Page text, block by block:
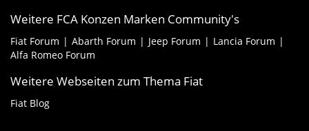
Weitere FCA Konzen Marken Community's
Fiat Forum Abarth Forum Jeep Forum
Lancia Forum
Alfa Romeo Forum
Weitere Webseiten zum Thema Fiat
Fiat Blog